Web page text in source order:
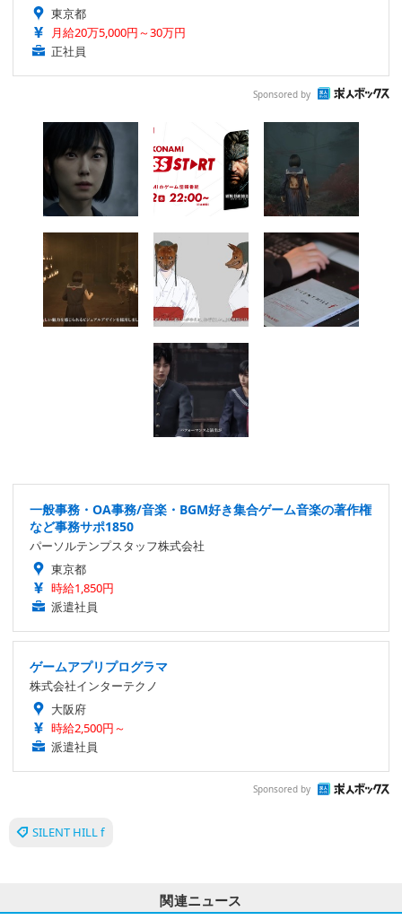
東京都
月給20万5,000円～30万円
正社員
Sponsored by
一般事務・OA事務/音楽・BGM好き集合ゲーム音楽の著作権
など事務サポ1850
パーソルテンプスタッフ株式会社
東京都
時給1,850円
派遣社員
ゲームアプリプログラマ
株式会社インターテクノ
大阪府
時給2,500円～
派遣社員
Sponsored by
SILENT HILL f
関連ニュース